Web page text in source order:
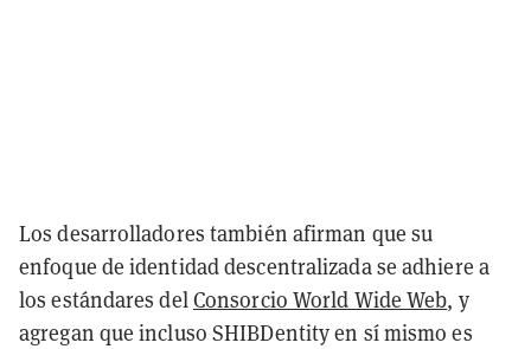
Los desarrolladores también afirman que su
enfoque de identidad descentralizada se adhiere a
los estándares delConsorcio World Wide Web, y
agregan que incluso SHIBDentity en sí mismo es